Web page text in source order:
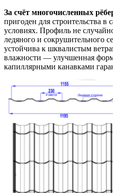
За счёт многочисленных
пригоден для строительства
условиях. Профиль не
ледяного и сокрушительного
устойчива к шквалистым
влажности — улучшенная
капиллярными канавками